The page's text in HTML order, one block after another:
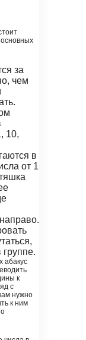
за
чем
10,
в
от 1
группе.
абакус
к
с
нужно
к ним